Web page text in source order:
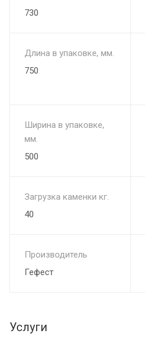
730
Длина в упаковке, мм.
750
Ширина в упаковке,
мм.
500
Загрузка каменки кг.
40
Производитель
Гефест
Услуги